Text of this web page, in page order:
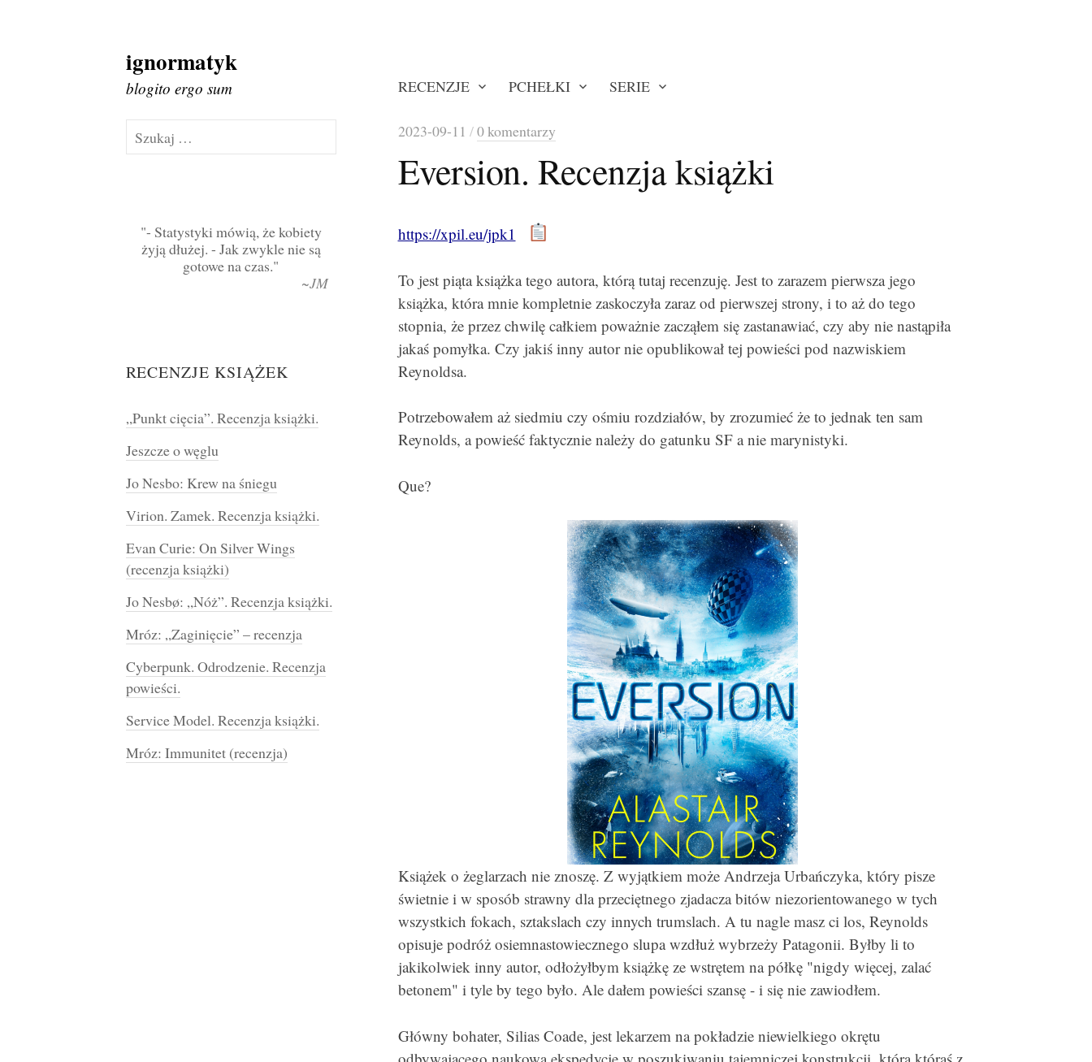
Skip
to
content
ignormatyk
blogito ergo sum RECENZJE PCHEŁKI SERIE
2023-09-11 /0 komentarzy
Eversion. Recenzja książki
https://xpil.eu/jpk1
To jest piąta książka tego autora, którą tutaj recenzuję. Jest to zarazem pierwsza jego
książka, która mnie kompletnie zaskoczyła zaraz od pierwszej strony, i to aż do tego
stopnia, że przez chwilę całkiem poważnie zacząłem się zastanawiać, czy aby nie nastąpiła
jakaś pomyłka. Czy jakiś inny autor nie opublikował tej powieści pod nazwiskiem
Reynoldsa.
Potrzebowałem aż siedmiu czy ośmiu rozdziałów, by zrozumieć że to jednak ten sam
Reynolds, a powieść faktycznie należy do gatunku SF a nie marynistyki.
Que?
Książek o żeglarzach nie znoszę. Z wyjątkiem może Andrzeja Urbańczyka, który pisze
świetnie i w sposób strawny dla przeciętnego zjadacza bitów niezorientowanego w tych
wszystkich fokach, sztakslach czy innych trumslach. A tu nagle masz ci los, Reynolds
opisuje podróż osiemnastowiecznego slupa wzdłuż wybrzeży Patagonii. Byłby li to
jakikolwiek inny autor, odłożyłbym książkę ze wstrętem na półkę "nigdy więcej, zalać
betonem" i tyle by tego było. Ale dałem powieści szansę - i się nie zawiodłem.
Główny bohater, Silias Coade, jest lekarzem na pokładzie niewielkiego okrętu
odbywającego naukową ekspedycję w poszukiwaniu tajemniczej konstrukcji, którą któraś z
Szukaj:
- Statystyki mówią, że kobiety
żyją dłużej. - Jak zwykle nie są
gotowe na czas.
~JM
RECENZJE KSIĄŻEK
„Punkt cięcia”. Recenzja książki.
Jeszcze o węglu
Jo Nesbo: Krew na śniegu
Virion. Zamek. Recenzja książki.
Evan Curie: On Silver Wings
(recenzja książki)
Jo Nesbø: „Nóż”. Recenzja książki.
Mróz: „Zaginięcie” – recenzja
Cyberpunk. Odrodzenie. Recenzja
powieści.
Service Model. Recenzja książki.
Mróz: Immunitet (recenzja)